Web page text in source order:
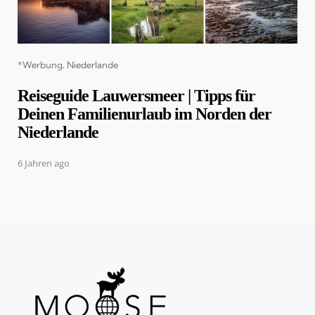
Categories
*Werbung Niederlande
Reiseguide Lauwersmeer | Tipps für
Deinen Familienurlaub im Norden der
Niederlande
6 Jahren ago